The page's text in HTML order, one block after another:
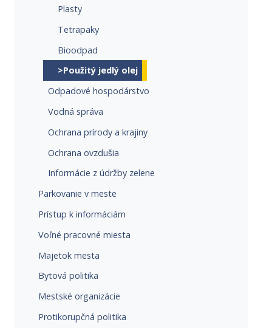
Plasty
Tetrapaky
Bioodpad
>Použitý jedlý olej
Odpadové hospodárstvo
Vodná správa
Ochrana prírody a krajiny
Ochrana ovzdušia
Informácie z údržby zelene
Parkovanie v meste
Prístup k informáciám
Voľné pracovné miesta
Majetok mesta
Bytová politika
Mestské organizácie
Protikorupčná politika